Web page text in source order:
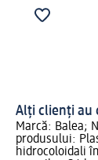
Alți clienți au
Marcă: Balea;
produsului:
hidrocoloidali